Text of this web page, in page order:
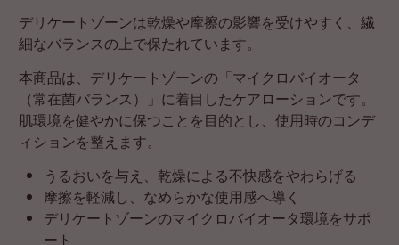
デリケートゾーンは乾燥や摩擦の影響を受けやすく、繊
細なバランスの上で保たれています。
本商品は、デリケートゾーンの「マイクロバイオータ
（常在菌バランス）」に着目したケアローションです。
肌環境を健やかに保つことを目的とし、使用時のコンデ
ィションを整えます。
うるおいを与え、乾燥による不快感をやわらげる
摩擦を軽減し、なめらかな使用感へ導く
デリケートゾーンのマイクロバイオータ環境をサポ
ート